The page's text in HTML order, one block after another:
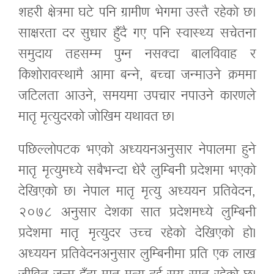
शहरी क्षेत्रमा घटे पनि ग्रामीण भेगमा उस्तै रहेको छ।
साक्षरता दर सुधार हुँदै गए पनि स्वास्थ्य सचेतना
समुदाय तहसम्म पुग्न नसक्दा बालविवाह र
किशोरावस्थामै आमा बन्ने, बच्चा जन्माउने क्रममा
जटिलता आउने, समयमा उपचार नपाउने कारणले
मातृ मृत्युदरको जोखिम यथावत छ।
पछिल्लोपटक भएको अध्ययनअनुसार नेपालमा हुने
मातृ मृत्युमध्ये सबैभन्दा धेरै लुम्बिनी प्रदेशमा भएको
देखिएको छ। नेपाल मातृ मृत्यु अध्ययन प्रतिवेदन,
२०७८ अनुसार देशका सात प्रदेशमध्ये लुम्बिनी
प्रदेशमा मातृ मृत्युदर उच्च रहेको देखिएको हो।
अध्ययन प्रतिवेदनअनुसार लुम्बिनीमा प्रति एक लाख